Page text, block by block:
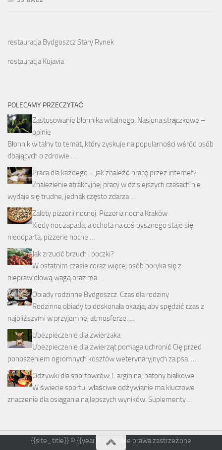
restauracja Bydgoszcz Stary Rynek
restauracja Kujavia
POLECAMY PRZECZYTAĆ
Zastosowanie błonnika witalnego. Nasiona strączkowe –
opinie
Błonnik witalny to temat, który zyskuje na popularności wśród osób
dbających o zdrowie …
Praca dla każdego – jak znaleźć pracę przez internet?
Znalezienie atrakcyjnej pracy w dzisiejszych czasach nie
wydaje się trudne, jednak często zdarza …
Zalety pizzerii nocnej. Pizzeria nocna Kraków
Kiedy noc zapada, a ochota na coś pysznego staje się
nieodparta, pizzerie nocne …
Jak zrzucić brzuch i boczki?
W ostatnim czasie coraz więcej osób boryka się z
nieprawidłową wagą oraz ma …
Obiady rodzinne Bydgoszcz. Czas dla rodziny
Rodzinne obiady to doskonała okazja, aby spędzić czas z
najbliższymi w przyjemnej atmosferze. …
Ubezpieczenie dla zwierzaka
Ubezpieczenie dla zwierząt pomaga uchronić Cię przed
ponoszeniem ogromnych kosztów weterynaryjnych za psa. …
Odżywki dla sportowców: l-arginina, batony białkowe
W świecie sportu, właściwe odżywianie ma kluczowe
znaczenie dla osiągania najlepszych wyników. Suplementy …
{{site_title}} © {{year}}. Wszelkie prawa zastrzeżone